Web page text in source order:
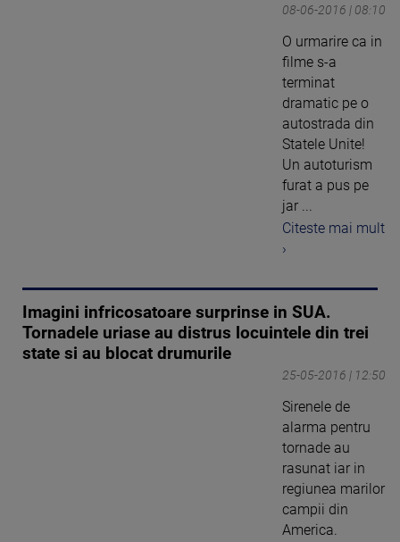
08-06-2016 | 08:10
O urmarire ca in
filme s-a
terminat
dramatic pe o
autostrada din
Statele Unite!
Un autoturism
furat a pus pe
jar ...
Citeste mai mult
›
Imagini infricosatoare surprinse in SUA.
Tornadele uriase au distrus locuintele din trei
state si au blocat drumurile
25-05-2016 | 12:50
Sirenele de
alarma pentru
tornade au
rasunat iar in
regiunea marilor
campii din
America.